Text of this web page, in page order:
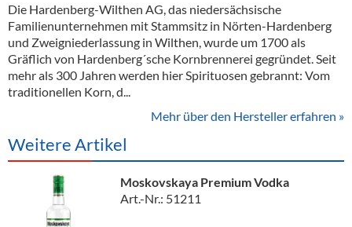
Die Hardenberg-Wilthen AG, das niedersächsische
Familienunternehmen mit Stammsitz in Nörten-Hardenberg
und Zweigniederlassung in Wilthen, wurde um 1700 als
Gräflich von Hardenberg´sche Kornbrennerei gegründet. Seit
mehr als 300 Jahren werden hier Spirituosen gebrannt: Vom
traditionellen Korn, d...
Mehr über den Hersteller erfahren »
Weitere Artikel
Moskovskaya Premium Vodka
Art.-Nr.: 51211